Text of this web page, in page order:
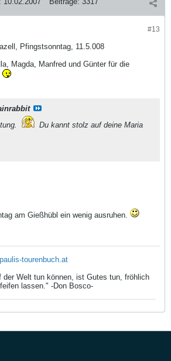
#13
Pfingstsonntag, 11.5.008
Magda, Manfred und Günter für die
Du kannt stolz auf deine Maria
am Gießhübl ein wenig ausruhen.
tourenbuch.at
der Welt tun können, ist Gutes tun, fröhlich
lassen." -Don Bosco-